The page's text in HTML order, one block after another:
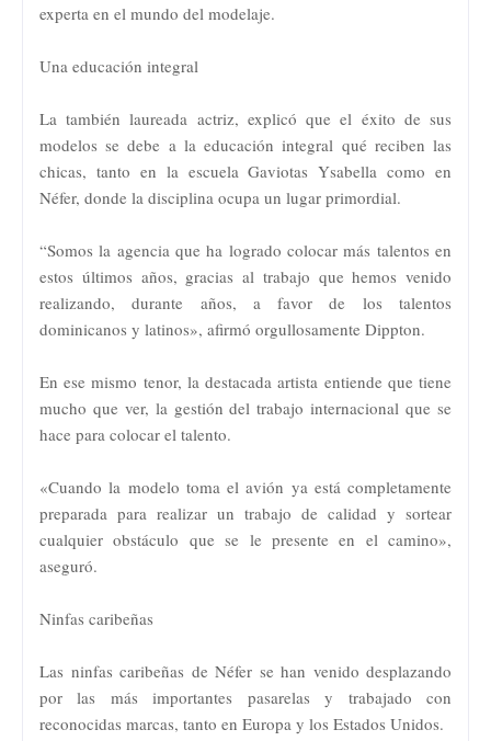
experta en el mundo del modelaje.
Una educación integral
La también laureada actriz, explicó que el éxito de sus
modelos se debe a la educación integral qué reciben las
chicas, tanto en la escuela Gaviotas Ysabella como en
Néfer, donde la disciplina ocupa un lugar primordial.
“Somos la agencia que ha logrado colocar más talentos en
estos últimos años, gracias al trabajo que hemos venido
realizando, durante años, a favor de los talentos
dominicanos y latinos», afirmó orgullosamente Dippton.
En ese mismo tenor, la destacada artista entiende que tiene
mucho que ver, la gestión del trabajo internacional que se
hace para colocar el talento.
«Cuando la modelo toma el avión ya está completamente
preparada para realizar un trabajo de calidad y sortear
cualquier obstáculo que se le presente en el camino»,
aseguró.
Ninfas caribeñas
Las ninfas caribeñas de Néfer se han venido desplazando
por las más importantes pasarelas y trabajado con
reconocidas marcas, tanto en Europa y los Estados Unidos.